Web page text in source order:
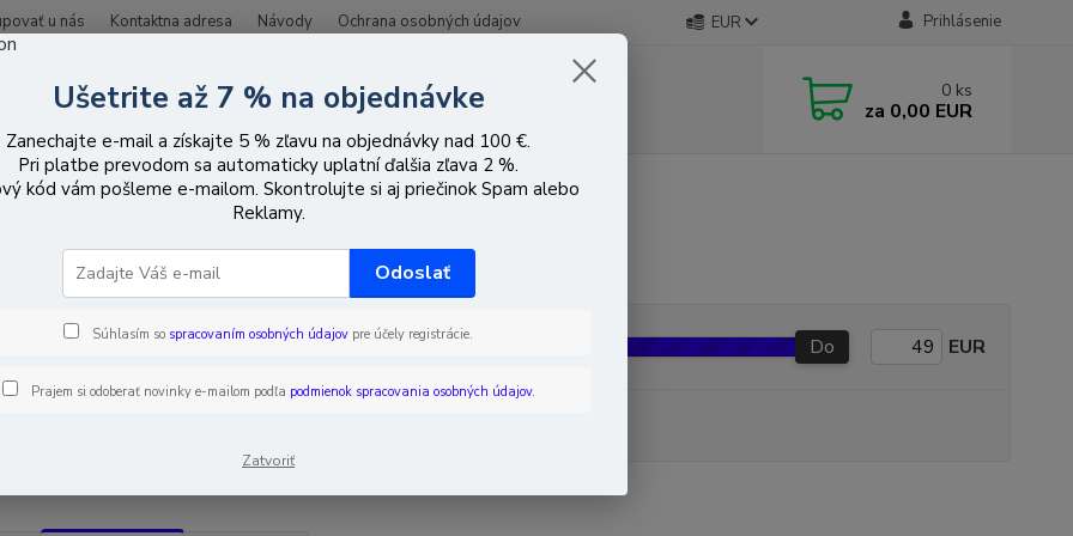
u nás Kontaktna adresa Návody Ochrana osobných údajov EUR Prihlásenie
Hľadať 0 ks
za 0,00 EUR
televízia Rejekčné filtre
filtre
EUR Od Do EUR
Ušetrite až 7 % na objednávke
Zanechajte e-mail a získajte 5 % zľavu na objednávky nad 100 €.
Pri platbe prevodom sa automaticky uplatní ďalšia zľava 2 %.
kód vám pošleme e-mailom. Skontrolujte si aj priečinok Spam alebo
Reklamy.
Odoslať
Súhlasím so spracovaním osobných údajov pre účely registrácie.
Prajem si odoberať novinky e-mailom podľa podmienok spracovania osobných údajov.
Zatvoriť